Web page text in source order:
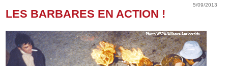
5/09/2013
LES BARBARES EN ACTION !